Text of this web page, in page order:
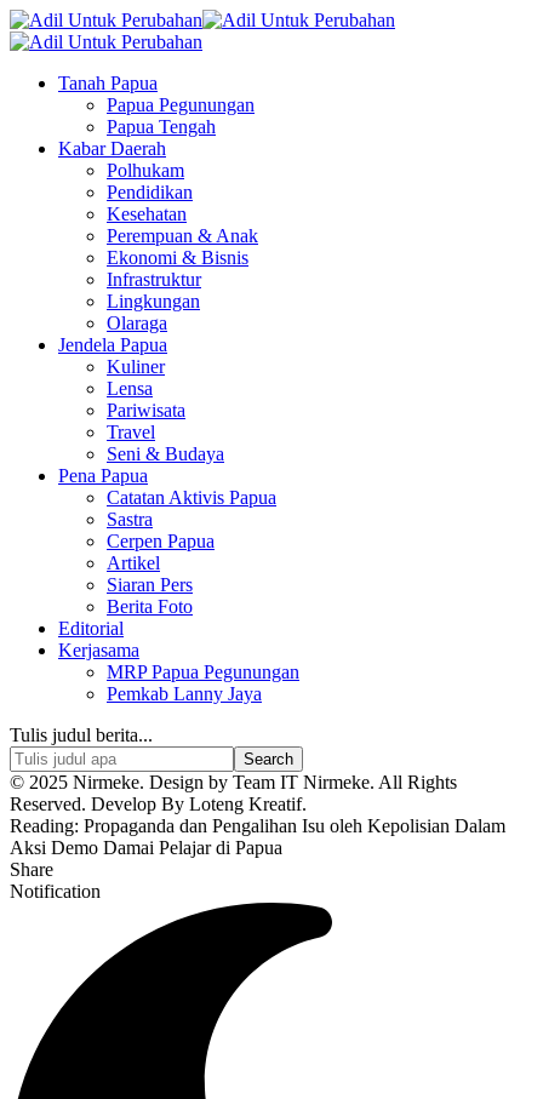
Tanah Papua
Papua Pegunungan
Papua Tengah
Kabar Daerah
Polhukam
Pendidikan
Kesehatan
Perempuan & Anak
Ekonomi & Bisnis
Infrastruktur
Lingkungan
Olaraga
Jendela Papua
Kuliner
Lensa
Pariwisata
Travel
Seni & Budaya
Pena Papua
Catatan Aktivis Papua
Sastra
Cerpen Papua
Artikel
Siaran Pers
Berita Foto
Editorial
Kerjasama
MRP Papua Pegunungan
Pemkab Lanny Jaya
Tulis judul berita...
© 2025 Nirmeke. Design by Team IT Nirmeke. All Rights
Reserved. Develop By Loteng Kreatif.
Reading: Propaganda dan Pengalihan Isu oleh Kepolisian Dalam
Aksi Demo Damai Pelajar di Papua
Share
Notification